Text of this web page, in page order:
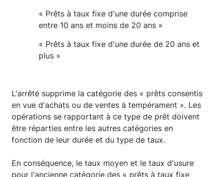
« Prêts à taux fixe d'une durée comprise
entre 10 ans et moins de 20 ans »
« Prêts à taux fixe d'une durée de 20 ans et
plus »
L'arrêté supprime la catégorie des « prêts consentis
en vue d'achats ou de ventes à tempérament ». Les
opérations se rapportant à ce type de prêt doivent
être réparties entre les autres catégories en
fonction de leur durée et du type de taux.
En conséquence, le taux moyen et le taux d'usure
pour l'ancienne catégorie des « prêts à taux fixe